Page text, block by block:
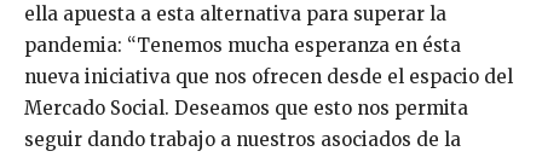
ella apuesta a esta alternativa para superar la
pandemia: “Tenemos mucha esperanza en ésta
nueva iniciativa que nos ofrecen desde el espacio del
Mercado Social. Deseamos que esto nos permita
seguir dando trabajo a nuestros asociados de la